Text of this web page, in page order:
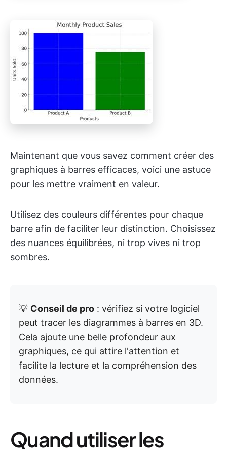
Maintenant que vous savez comment créer des
graphiques à barres efficaces, voici une astuce
pour les mettre vraiment en valeur.
Utilisez des couleurs différentes pour chaque
barre afin de faciliter leur distinction. Choisissez
des nuances équilibrées, ni trop vives ni trop
sombres.
💡 Conseil de pro : vérifiez si votre logiciel
peut tracer les diagrammes à barres en 3D.
Cela ajoute une belle profondeur aux
graphiques, ce qui attire l'attention et
facilite la lecture et la compréhension des
données.
Quand utiliser les